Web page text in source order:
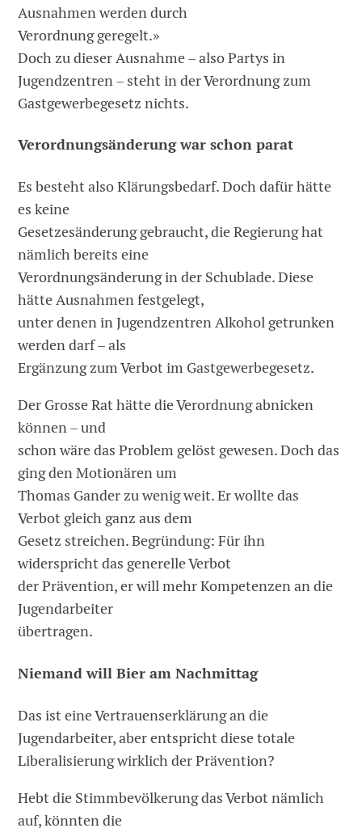
Ausnahmen werden durch
Verordnung geregelt.»
Doch zu dieser Ausnahme – also Partys in
Jugendzentren – steht in der Verordnung zum
Gastgewerbegesetz nichts.
Verordnungsänderung war schon parat
Es besteht also Klärungsbedarf. Doch dafür hätte
es keine
Gesetzesänderung gebraucht, die Regierung hat
nämlich bereits eine
Verordnungsänderung in der Schublade. Diese
hätte Ausnahmen festgelegt,
unter denen in Jugendzentren Alkohol getrunken
werden darf – als
Ergänzung zum Verbot im Gastgewerbegesetz.
Der Grosse Rat hätte die Verordnung abnicken
können – und
schon wäre das Problem gelöst gewesen. Doch das
ging den Motionären um
Thomas Gander zu wenig weit. Er wollte das
Verbot gleich ganz aus dem
Gesetz streichen. Begründung: Für ihn
widerspricht das generelle Verbot
der Prävention, er will mehr Kompetenzen an die
Jugendarbeiter
übertragen.
Niemand will Bier am Nachmittag
Das ist eine Vertrauenserklärung an die
Jugendarbeiter, aber entspricht diese totale
Liberalisierung wirklich der Prävention?
Hebt die Stimmbevölkerung das Verbot nämlich
auf, könnten die